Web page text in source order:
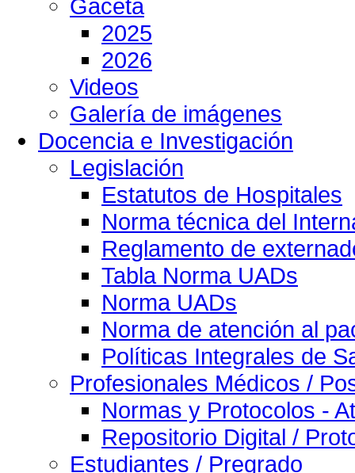
Gaceta
2025
2026
Videos
Galería de imágenes
Docencia e Investigación
Legislación
Estatutos de Hospitales
Norma técnica del
Reglamento de
Tabla Norma UADs
Norma UADs
Norma de atención al
Políticas Integrales de
Profesionales Médicos /
Normas y Protocolos -
Repositorio Digital /
Estudiantes / Pregrado